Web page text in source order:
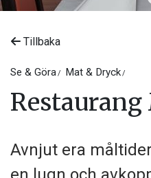
Tillbaka
Se & Göra Mat & Dryck
Avnjut era